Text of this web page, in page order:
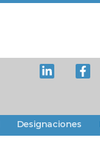
Designaciones